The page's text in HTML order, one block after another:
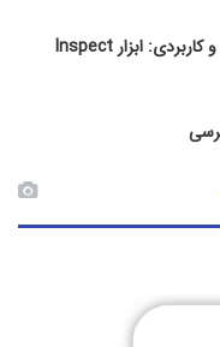
بررسی علت کندی لود سایت با روشی ساده و کاربردی: ابزار Inspect